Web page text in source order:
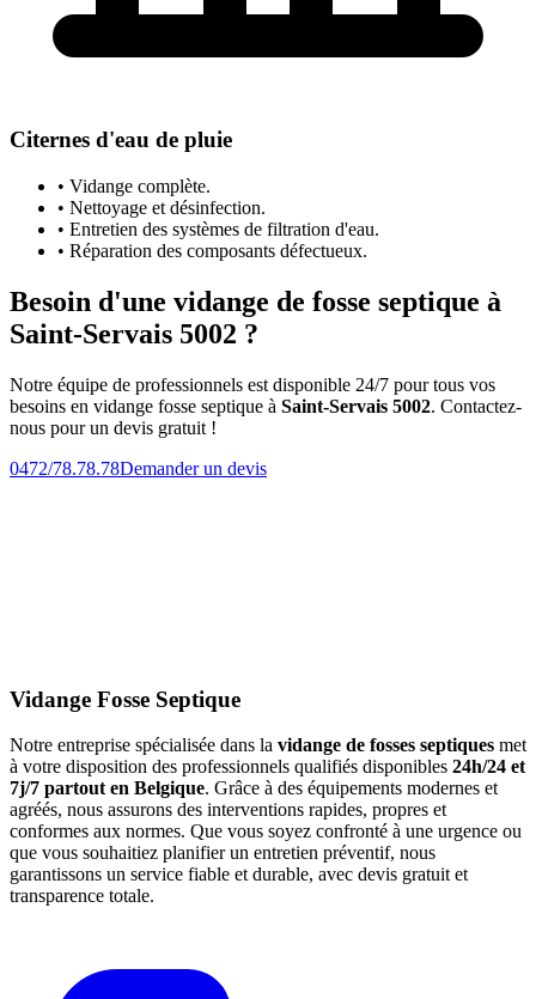
Citernes d'eau de pluie
• Vidange complète.
• Nettoyage et désinfection.
• Entretien des systèmes de filtration d'eau.
• Réparation des composants défectueux.
Besoin d'une vidange de fosse septique à
Saint-Servais 5002 ?
Notre équipe de professionnels est disponible 24/7 pour tous vos
besoins en vidange fosse septique à Saint-Servais 5002. Contactez-
nous pour un devis gratuit !
0472/78.78.78Demander un devis
Vidange Fosse Septique
Notre entreprise spécialisée dans la vidange de fosses septiques met
à votre disposition des professionnels qualifiés disponibles 24h/24 et
7j/7 partout en Belgique. Grâce à des équipements modernes et
agréés, nous assurons des interventions rapides, propres et
conformes aux normes. Que vous soyez confronté à une urgence ou
que vous souhaitiez planifier un entretien préventif, nous
garantissons un service fiable et durable, avec devis gratuit et
transparence totale.